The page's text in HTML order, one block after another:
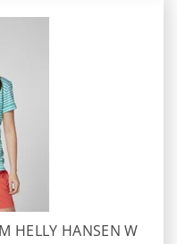
HELLY HANSEN W